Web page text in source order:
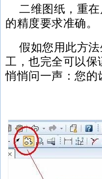
二维图纸，重
的精度要求准确。
假如您用此方
工，也完全可以保
悄悄问一声：您